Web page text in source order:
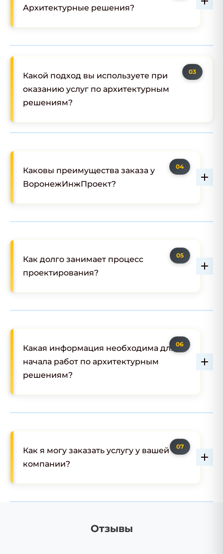
Архитектурные решения?
Какой подход вы используете при
оказанию услуг по архитектурным
решениям?
Каковы преимущества заказа у
ВоронежИнжПроект?
Как долго занимает процесс
проектирования?
Какая информация необходима для
начала работ по архитектурным
решениям?
Как я могу заказать услугу у вашей
компании?
Отзывы